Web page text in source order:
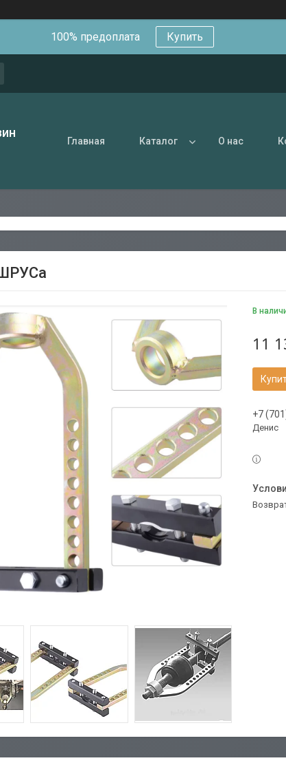
100% предоплата Купить
Главная Каталог О нас
В
11
+7
Денис